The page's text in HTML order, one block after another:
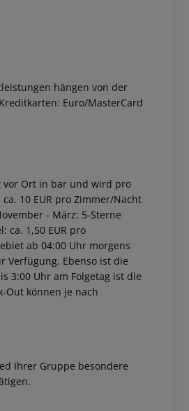
hängen von der
Euro/MasterCard
vor Ort in bar und wird pro
10 EUR pro Zimmer/Nacht
- März: 5-Sterne
ca. 1,50 EUR pro
ab 04:00 Uhr morgens
Verfügung. Ebenso ist die
3:00 Uhr am Folgetag ist die
Out können je nach
Ihrer Gruppe besondere